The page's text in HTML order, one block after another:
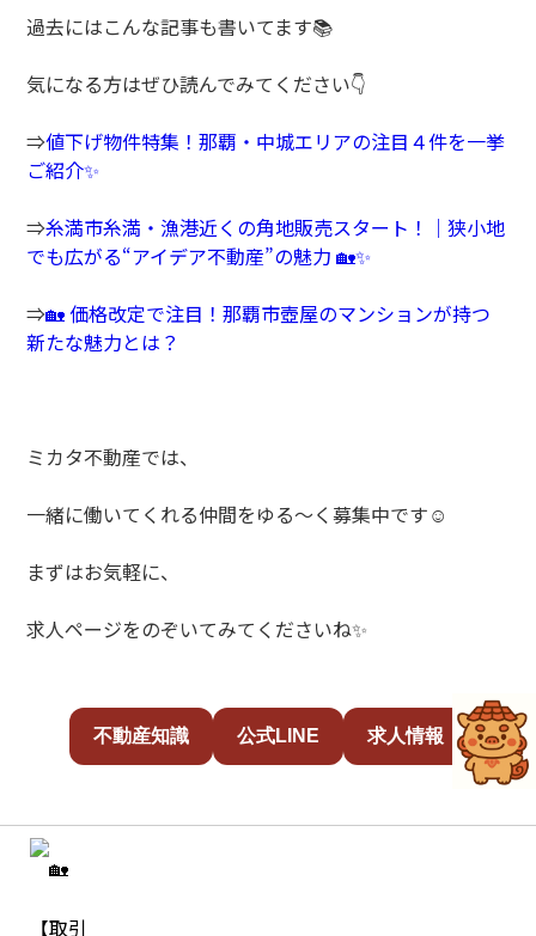
過去にはこんな記事も書いてます📚
気になる方はぜひ読んでみてください👇
⇒値下げ物件特集！那覇・中城エリアの注目４件を一挙
ご紹介✨
⇒糸満市糸満・漁港近くの角地販売スタート！｜狭小地
でも広がる“アイデア不動産”の魅力 🏡✨
⇒🏡 価格改定で注目！那覇市壺屋のマンションが持つ
新たな魅力とは？
ミカタ不動産では、
一緒に働いてくれる仲間をゆる～く募集中です☺️
まずはお気軽に、
求人ページをのぞいてみてくださいね✨
不動産知識 公式LINE 求人情報